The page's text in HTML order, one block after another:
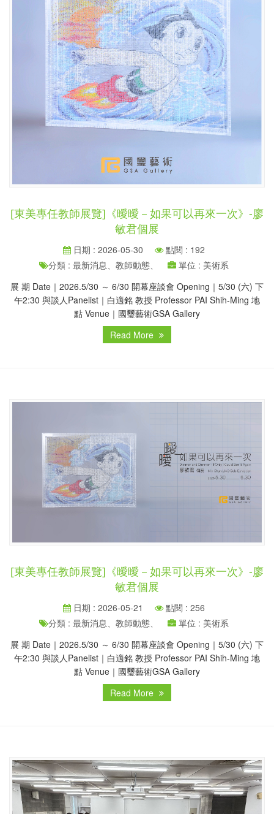
[東美專任教師展覽]《曖曖－如果可以再來一次》-廖
敏君個展
日期 : 2026-05-30
點閱 : 192
分類 : 最新消息、教師動態、
單位 : 美術系
展 期 Date｜2026.5/30 ～ 6/30 開幕座談會 Opening｜5/30 (六) 下
午2:30 與談人Panelist｜白適銘 教授 Professor PAI Shih-Ming 地
點 Venue｜國璽藝術GSA Gallery
Read More
[東美專任教師展覽]《曖曖－如果可以再來一次》-廖
敏君個展
日期 : 2026-05-21
點閱 : 256
分類 : 最新消息、教師動態、
單位 : 美術系
展 期 Date｜2026.5/30 ～ 6/30 開幕座談會 Opening｜5/30 (六) 下
午2:30 與談人Panelist｜白適銘 教授 Professor PAI Shih-Ming 地
點 Venue｜國璽藝術GSA Gallery
Read More